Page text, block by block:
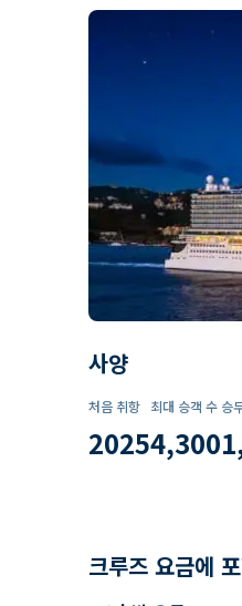
사양
처음 취항
2025
최대 승객 수
4,300
승
크루즈 요금에